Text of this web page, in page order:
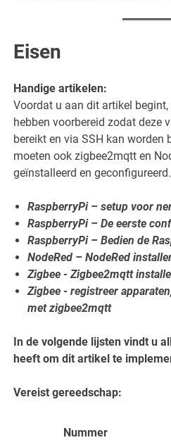
Eisen
Handige artikelen:
Voordat u aan dit artikel begint,
hebben voorbereid zodat deze
bereikt en via SSH kan worden
moeten ook zigbee2mqtt en
geïnstalleerd en geconfigureerd.
RaspberryPi – setup voor
RaspberryPi – De eerste
RaspberryPi – Bedien de
NodeRed – NodeRed
Zigbee - Zigbee2mqtt
Zigbee - registreer
met zigbee2mqtt
In de volgende lijsten vindt u
heeft om dit artikel te
Vereist gereedschap:
Nummer